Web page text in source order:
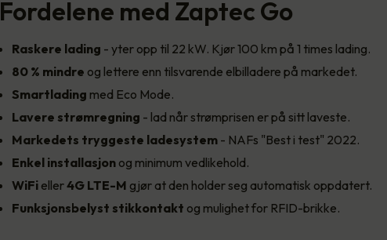
Fordelene med Zaptec Go
Raskere lading - yter opp til 22 kW. Kjør 100 km på 1 times lading.
80 % mindre og lettere enn tilsvarende elbilladere på markedet.
Smartlading med Eco Mode.
Lavere strømregning - lad når strømprisen er på sitt laveste.
Markedets tryggeste ladesystem - NAFs "Best i test" 2022.
Enkel installasjon og minimum vedlikehold.
WiFi eller4G LTE-M gjør at den holder seg automatisk oppdatert.
Funksjonsbelyst stikkontakt og mulighet for RFID-brikke.